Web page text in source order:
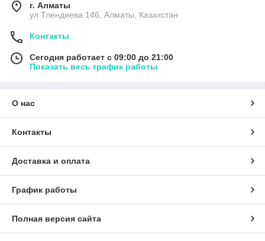
г. Алматы
ул Тлендиева 146, Алматы, Казахстан
Контакты
Сегодня работает с 09:00 до 21:00
Показать весь график работы
О нас
Контакты
Доставка и оплата
График работы
Полная версия сайта